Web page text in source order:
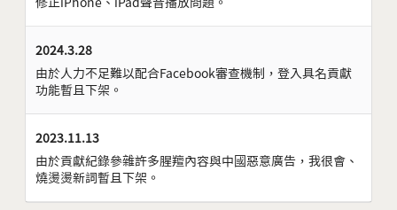
2024.3.28
由於人力不足難以配合Facebook審查機制，登入具名貢獻
功能暫且下架。
2023.11.13
由於貢獻紀錄參雜許多腥羶內容與中國惡意廣告，我很會、
燒燙燙新詞暫且下架。